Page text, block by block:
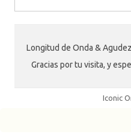
Longitud de Onda &
Gracias por tu visita, y
Iconic